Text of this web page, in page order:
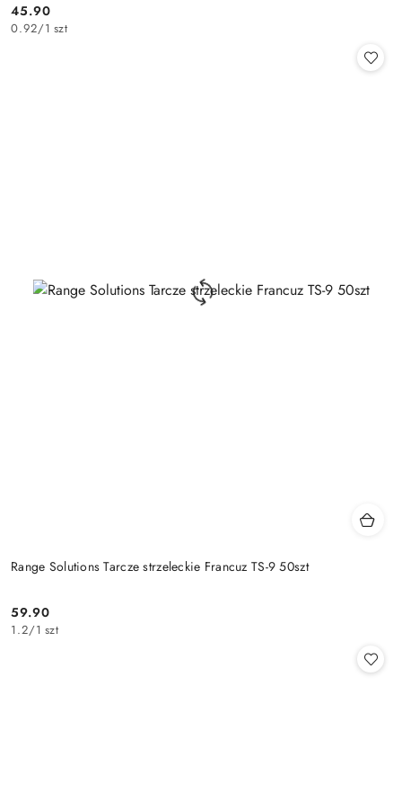
Cena:
45.90
0.92/1 szt
Range Solutions Tarcze strzeleckie Francuz TS-9 50szt
Cena:
59.90
1.2/1 szt